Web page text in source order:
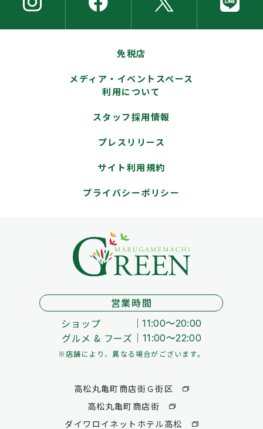
免税店
メディア・イベントスペース
利用について
スタッフ採用情報
プレスリリース
サイト利用規約
プライバシーポリシー
営業時間
ショップ
11:00～20:00
グルメ & フーズ 11:00～22:00
※店舗により、異なる場合がございます。
高松丸亀町商店街Ｇ街区
高松丸亀町商店街
ダイワロイネットホテル高松